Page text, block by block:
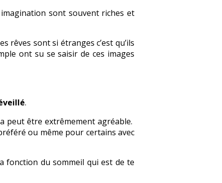
sont souvent riches et
rêves sont si étranges c’est qu’ils
ont su se saisir de ces images
.
peut être extrêmement agréable.
ou même pour certains avec
fonction du sommeil qui est de te